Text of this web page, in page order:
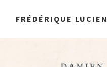
FRÉDÉRIQUE LUCIEN